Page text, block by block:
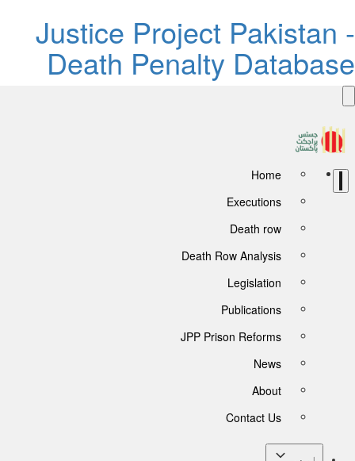
Justice Project
Death Penalty
Home
Executions
Death row
Death Row Analysis
Legislation
Publications
JPP Prison Reforms
News
About
Contact Us